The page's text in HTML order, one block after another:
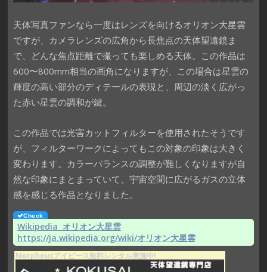
天体写真ファンなら一度はレンズを向けるオリオン大星雲
ですが、カメラレンズの広角から長焦点の天体望遠鏡ま
で、どんな焦点距離で撮っても楽しめる天体。この作品は
600〜800mm相当の画角になりますが、この場合は星雲の
輝度の高い部分のディテールの表現と、周辺の淡く広がっ
た赤い星雲の調和が鍵。
この作品では光害カットフィルターを使用されたそうです
が、フィルターワークによってもこの対象の印象は大きく
変わります。カラーバランスの調整が難しくなりますが自
然な印象にまとまっていて、宇宙空間に広がるガスの立体
感を感じる作品となりました。
Wikipedia オリオン大星雲
https://ja.wikipedia.org/wiki/オリオン大星雲
Morpheusアイピース無料レンタル実施中!